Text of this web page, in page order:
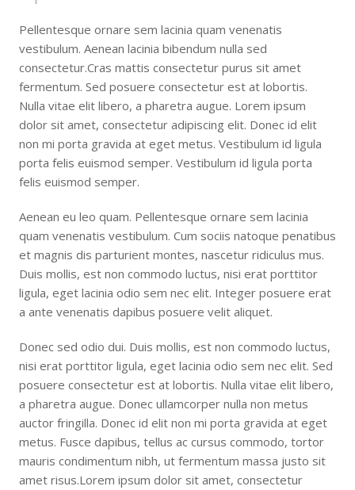
Pellentesque ornare sem lacinia quam venenatis
vestibulum. Aenean lacinia bibendum nulla sed
consectetur.Cras mattis consectetur purus sit amet
fermentum. Sed posuere consectetur est at lobortis.
Nulla vitae elit libero, a pharetra augue. Lorem ipsum
dolor sit amet, consectetur adipiscing elit. Donec id elit
non mi porta gravida at eget metus. Vestibulum id ligula
porta felis euismod semper. Vestibulum id ligula porta
felis euismod semper.
Aenean eu leo quam. Pellentesque ornare sem lacinia
quam venenatis vestibulum. Cum sociis natoque penatibus
et magnis dis parturient montes, nascetur ridiculus mus.
Duis mollis, est non commodo luctus, nisi erat porttitor
ligula, eget lacinia odio sem nec elit. Integer posuere erat
a ante venenatis dapibus posuere velit aliquet.
Donec sed odio dui. Duis mollis, est non commodo luctus,
nisi erat porttitor ligula, eget lacinia odio sem nec elit. Sed
posuere consectetur est at lobortis. Nulla vitae elit libero,
a pharetra augue. Donec ullamcorper nulla non metus
auctor fringilla. Donec id elit non mi porta gravida at eget
metus. Fusce dapibus, tellus ac cursus commodo, tortor
mauris condimentum nibh, ut fermentum massa justo sit
amet risus.Lorem ipsum dolor sit amet, consectetur